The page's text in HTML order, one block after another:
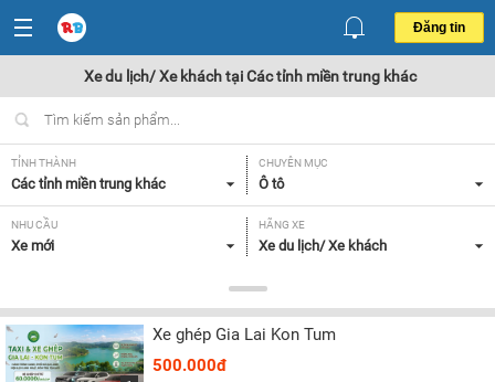
Đăng tin
Xe du lịch/ Xe khách tại Các tỉnh miền trung khác
TỈNH THÀNH
Các tỉnh miền trung khác
CHUYÊN MỤC
Ô tô
NHU CẦU
Xe mới
HÃNG XE
Xe du lịch/ Xe khách
Tất cả
NĂM SẢN XUẤT
Tất cả
GIÁ XE
Tất cả
Xe ghép Gia Lai Kon Tum
500.000đ